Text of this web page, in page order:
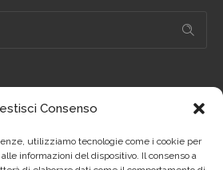
Consenso
utilizziamo tecnologie come i cookie per
informazioni del dispositivo. Il consenso a